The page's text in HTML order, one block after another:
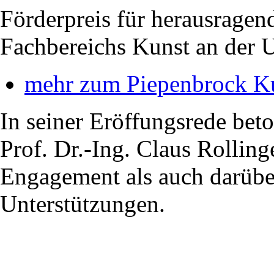
Förderpreis für
Fachbereichs Kunst an der
mehr zum Piepenbrock
In seiner Eröffungsrede
Prof. Dr.-Ing. Claus
Engagement als auch
Unterstützungen.